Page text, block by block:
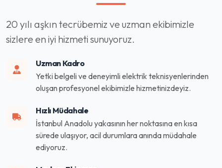
20 yılı aşkın tecrübemiz ve uzman ekibimizle
sizlere en iyi hizmeti sunuyoruz.
Uzman Kadro
Yetki belgeli ve deneyimli elektrik teknisyenlerinden
oluşan profesyonel ekibimizle hizmetinizdeyiz.
Hızlı Müdahale
İstanbul Anadolu yakasının her noktasına en kısa
sürede ulaşıyor, acil durumlara anında müdahale
ediyoruz.